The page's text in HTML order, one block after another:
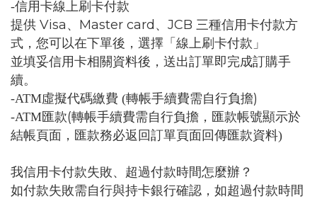
-信用卡線上刷卡付款
提供 Visa 、 Master card 、 JCB 三種信用卡付款方
式，您可以在下單後，選擇「線上刷卡付款」
並填妥信用卡相關資料後，送出訂單即完成訂購手
續。
-ATM虛擬代碼繳費 (轉帳手續費需自行負擔)
-ATM匯款(轉帳手續費需自行負擔， 匯款帳號顯示於
結帳頁面，匯款務必返回訂單頁面回傳匯款資料)
我信用卡付款失敗、超過付款時間怎麼辦？
如付款失敗需自行與持卡銀行確認，如超過付款時間